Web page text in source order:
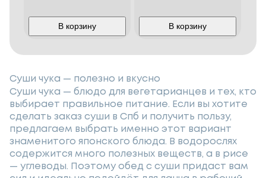
В корзину В корзину
Суши чука — полезно и вкусно
Суши чука — блюдо для вегетарианцев и тех, кто
выбирает правильное питание. Если вы хотите
сделать заказ суши в Спб и получить пользу,
предлагаем выбрать именно этот вариант
знаменитого японского блюда. В водорослях
содержится много полезных веществ, а в рисе
— углеводы. Поэтому обед с суши придаст вам